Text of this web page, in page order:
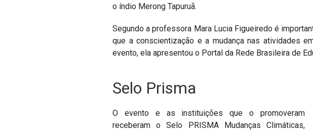
o índio Merong Tapuruã.
Segundo a professora Mara Lucia Figueiredo é
que a conscientização e a mudança nas atividades
evento, ela apresentou o Portal da Rede Brasileira de
Selo Prisma
O evento e as instituições que o promoveram
receberam o Selo PRISMA Mudanças Climáticas,